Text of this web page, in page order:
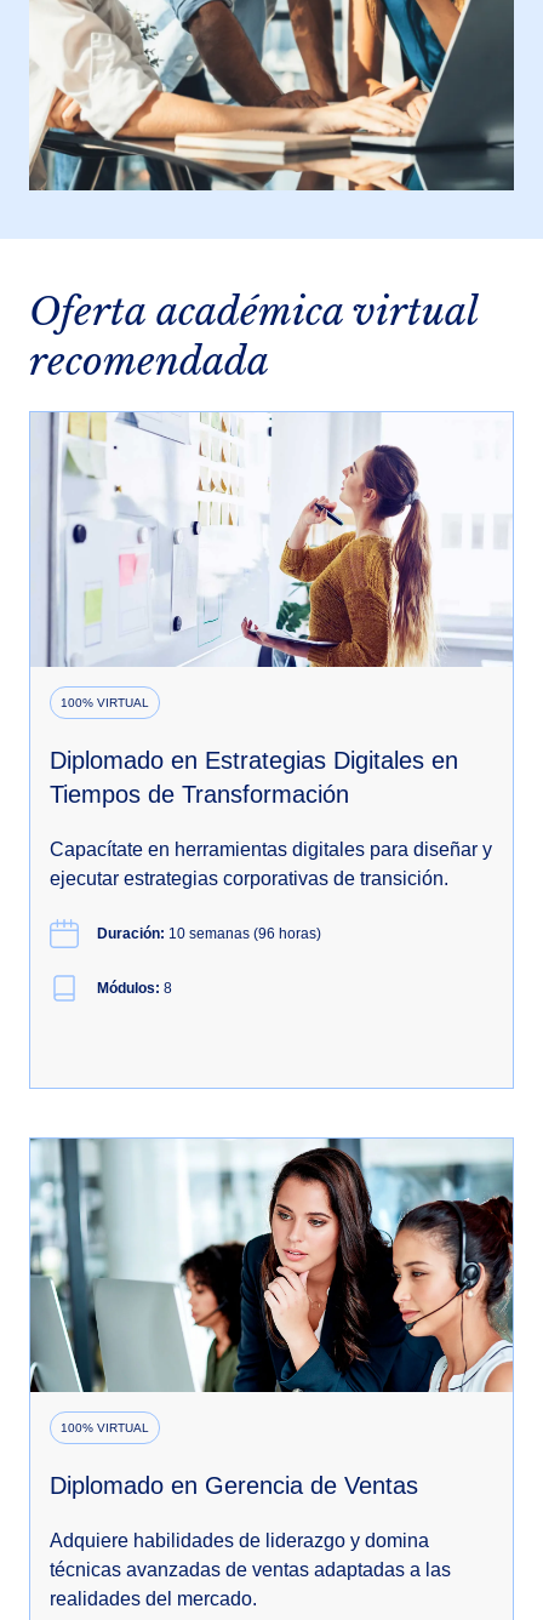
Oferta académica virtual
recomendada
100% VIRTUAL
Diplomado en Estrategias Digitales en
Tiempos de Transformación
Capacítate en herramientas digitales para diseñar y
ejecutar estrategias corporativas de transición.
Duración: 10 semanas (96 horas)
Módulos: 8
100% VIRTUAL
Diplomado en Gerencia de Ventas
Adquiere habilidades de liderazgo y domina
técnicas avanzadas de ventas adaptadas a las
realidades del mercado.